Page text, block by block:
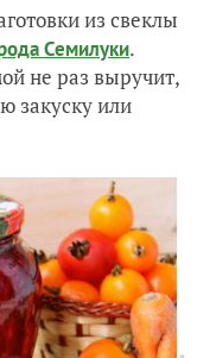
из свеклы
Семилуки.
не раз выручит,
закуску или